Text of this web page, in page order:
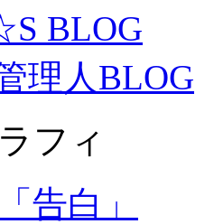
BLOG
理人BLOG
フィ
告白」